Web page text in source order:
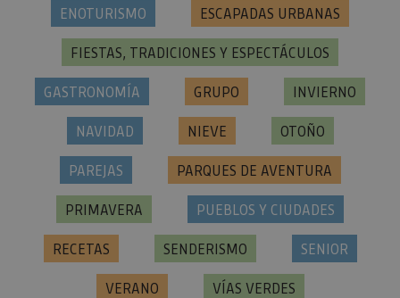
ENOTURISMO ESCAPADAS URBANAS
FIESTAS, TRADICIONES Y ESPECTÁCULOS
GASTRONOMÍA GRUPO INVIERNO
NAVIDAD NIEVE OTOÑO
PAREJAS PARQUES DE AVENTURA
PRIMAVERA PUEBLOS Y CIUDADES
RECETAS SENDERISMO SENIOR
VERANO VÍAS VERDES